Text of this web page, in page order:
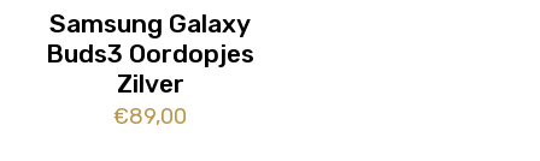
Samsung Galaxy
Buds3 Oordopjes
Zilver
€89,00